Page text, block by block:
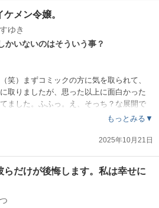
メン令嬢。
ゆき
かいないのはそういう事？
笑）まずコミックの方に気を取られて、
取りましたが、思った以上に面白かった
ました。ふふっ。え、そっち？な展開で
もっとみる▼
2025年10月21日
らだけが後悔します。私は幸せに